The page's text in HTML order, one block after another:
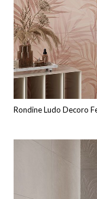
Rondine Ludo Decoro